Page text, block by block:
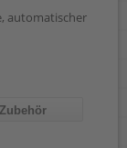
automatischer
Zubehör